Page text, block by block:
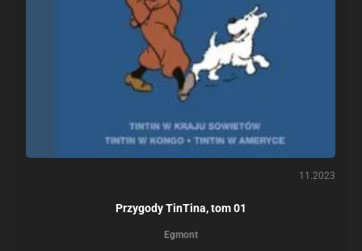
11.2023
Przygody TinTina, tom 01
Egmont